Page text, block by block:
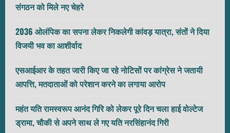
संगठन को मिले नए चेहरे
2036 ओलंपिक का सपना लेकर निकलेगी कांवड़ यात्रा, संतों ने दिया
विजयी भव का आशीर्वाद
एसआईआर के तहत जारी किए जा रहे नोटिसों पर कांग्रेस ने जतायी
आपत्ति, मतदाताओं को परेशान करने का लगाया आरोप
महंत यति रामस्वरूप आनंद गिरि को लेकर पूरे दिन चला हाई वोल्टेज
ड्रामा, चौकी से अपने साथ ले गए यति नरसिंहानंद गिरी